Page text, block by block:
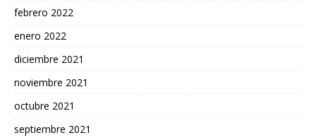
febrero 2022
enero 2022
diciembre 2021
noviembre 2021
octubre 2021
septiembre 2021